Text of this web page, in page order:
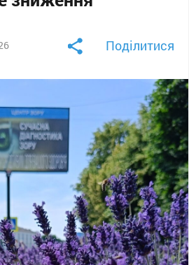
Поділитися